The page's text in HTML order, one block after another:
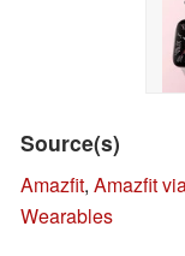
Source(s)
Amazfit, Amazfit
Wearables